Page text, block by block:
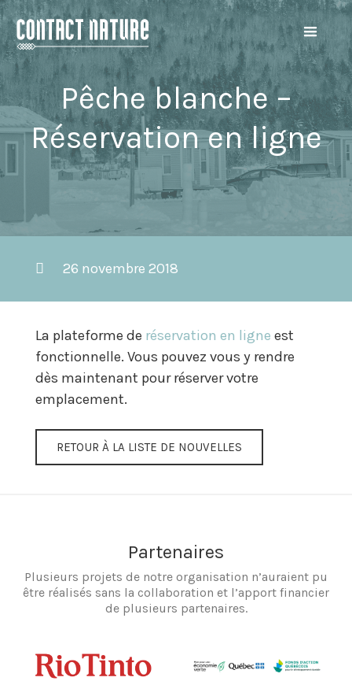
Pêche blanche –
Réservation en ligne
26 novembre 2018
La plateforme de réservation en ligne est
fonctionnelle. Vous pouvez vous y rendre
dès maintenant pour réserver votre
emplacement.
RETOUR À LA LISTE DE NOUVELLES
Partenaires
Plusieurs projets de notre organisation n’auraient pu
être réalisés sans la collaboration et l’apport financier
de plusieurs partenaires.